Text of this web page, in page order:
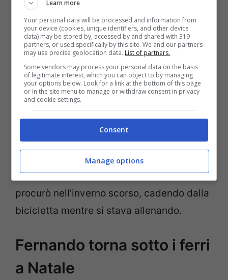
Ma c’è anche un problema tutt’altro che da
sottovalutare, che ha a che fare con le sue
condizioni fisiche. L’ex ferrarista è infatti
ancora alle prese con i postumi a lungo
termine della frattura alla mascella che si
procurò nell’inverno scorso, cadendo dalla
bicicletta mentre si stava allenando.
Fernando torna sotto i ferri
a Natale
Learn more
Your personal data will be processed and information from
your device (cookies, unique identifiers, and other device
data) may be stored by, accessed by and shared with 319
partners, or used specifically by this site. We and our partners
may use precise geolocation data. List of partners.
Some vendors may process your personal data on the basis
of legitimate interest, which you can object to by managing
your options below. Look for a link at the bottom of this page
or in the site menu to manage or withdraw consent in privacy
and cookie settings.
Consent
Manage options